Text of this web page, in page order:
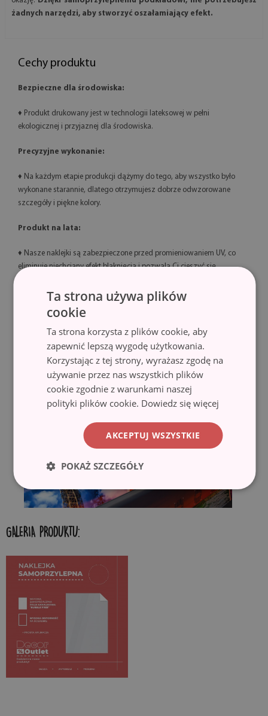
żadnych narzędzi, aby stworzyć oszałamiający efekt.
Cechy produktu
Bezpieczne dla środowiska:
♦ Produkt drukowany jest w technologii lateksowej w pełni
ekologicznej i przyjaznej dla środowiska.
Precyzyjne wykonanie:
♦ Na każdym etapie produkcji dążymy do tego, aby wszystko było
wykonane starannie, dlatego otrzymujesz dobrze odwzorowane
szczegóły i piękne kolory.
Produkt na lata:
♦ Nasze naklejki są zabezpieczone przed promieniowaniem UV, co
eliminuje niechciany efekt blaknięcia i pozwala Ci cieszyć się
♦ Technologia lateksowa HP Latex zapewnia wydruki o znakomitej
jakości i wysokiej odporności na ścieranie bez potrzeby
laminowania.
GALERIA PRODUKTU:
Ta strona używa plików
cookie
Ta strona korzysta z plików cookie, aby
zapewnić lepszą wygodę użytkowania.
Korzystając z tej strony, wyrażasz zgodę na
używanie przez nas wszystkich plików
cookie zgodnie z warunkami naszej
polityki plików cookie. Dowiedz się więcej
AKCEPTUJ WSZYSTKIE
POKAŻ SZCZEGÓŁY